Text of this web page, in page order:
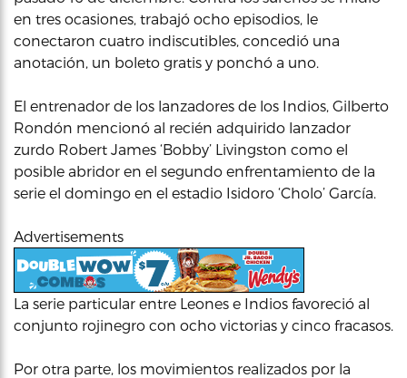
en tres ocasiones, trabajó ocho episodios, le
conectaron cuatro indiscutibles, concedió una
anotación, un boleto gratis y ponchó a uno.
El entrenador de los lanzadores de los Indios, Gilberto
Rondón mencionó al recién adquirido lanzador
zurdo Robert James ‘Bobby’ Livingston como el
posible abridor en el segundo enfrentamiento de la
serie el domingo en el estadio Isidoro ‘Cholo’ García.
Advertisements
La serie particular entre Leones e Indios favoreció al
conjunto rojinegro con ocho victorias y cinco fracasos.
Por otra parte, los movimientos realizados por la